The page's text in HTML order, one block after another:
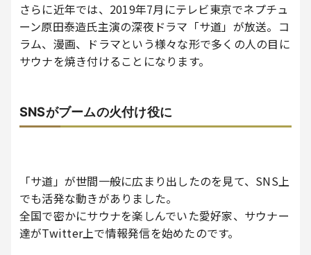
さらに近年では、2019年7月にテレビ東京でネプチュ
ーン原田泰造氏主演の深夜ドラマ「サ道」が放送。コ
ラム、漫画、ドラマという様々な形で多くの人の目に
サウナを焼き付けることになります。
SNSがブームの火付け役に
「サ道」が世間一般に広まり出したのを見て、SNS上
でも活発な動きがありました。
全国で密かにサウナを楽しんでいた愛好家、サウナー
達がTwitter上で情報発信を始めたのです。